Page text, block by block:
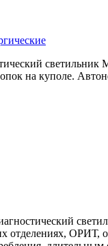
светильник
на куполе.
отделениях,